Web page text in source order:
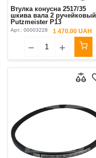
Втулка конусна 2517/35
шкива вала 2 ручейковый
Putzmeister P13
Арт.: 00003228 1 470.00 UAH